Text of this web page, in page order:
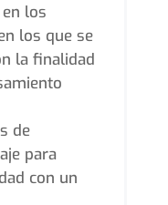
los
los que se
la finalidad
de
para
con un